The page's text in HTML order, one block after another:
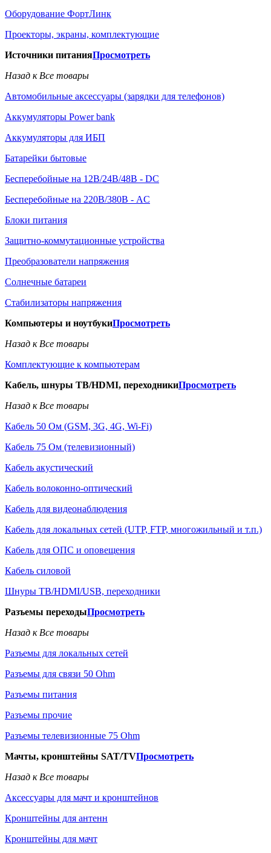
Оборудование ФортЛинк
Проекторы, экраны, комплектующие
Источники питанияПросмотреть
Назад к Все товары
Автомобильные аксессуары (зарядки для телефонов)
Аккумуляторы Power bank
Аккумуляторы для ИБП
Батарейки бытовые
Бесперебойные на 12В/24В/48В - DC
Бесперебойные на 220В/380В - AC
Блоки питания
Защитно-коммутационные устройства
Преобразователи напряжения
Солнечные батареи
Стабилизаторы напряжения
Компьютеры и ноутбукиПросмотреть
Назад к Все товары
Комплектующие к компьютерам
Кабель, шнуры ТВ/HDMI, переходникиПросмотреть
Назад к Все товары
Кабель 50 Ом (GSM, 3G, 4G, Wi-Fi)
Кабель 75 Ом (телевизионный)
Кабель акустический
Кабель волоконно-оптический
Кабель для видеонаблюдения
Кабель для локальных сетей (UTP, FTP, многожильный и т.п.)
Кабель для ОПС и оповещения
Кабель силовой
Шнуры ТВ/HDMI/USB, переходники
Разъемы переходыПросмотреть
Назад к Все товары
Разъемы для локальных сетей
Разъемы для связи 50 Ohm
Разъемы питания
Разъемы прочие
Разъемы телевизионные 75 Ohm
Мачты, кронштейны SAT/TVПросмотреть
Назад к Все товары
Аксессуары для мачт и кронштейнов
Кронштейны для антенн
Кронштейны для мачт